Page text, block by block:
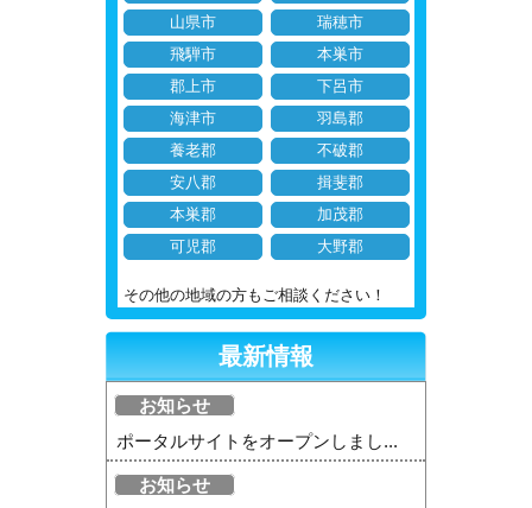
山県市
瑞穂市
飛騨市
本巣市
郡上市
下呂市
海津市
羽島郡
養老郡
不破郡
安八郡
揖斐郡
本巣郡
加茂郡
可児郡
大野郡
その他の地域の方もご相談ください！
最新情報
お知らせ
ポータルサイトをオープンしまし...
お知らせ